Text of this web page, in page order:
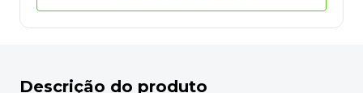
Descrição do produto